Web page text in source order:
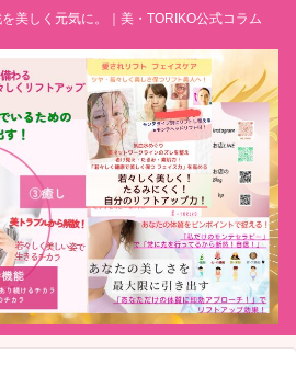
美しく元気に。｜美・TORIKO公式コラム